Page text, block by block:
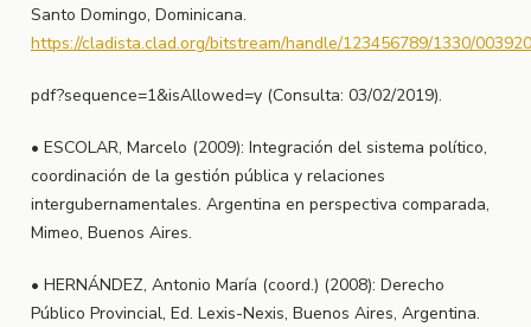
Santo Domingo, Dominicana.
https://cladista.clad.org/bitstream/handle/123456789/1330/
pdf?sequence=1&isAllowed=y (Consulta: 03/02/2019).
• ESCOLAR, Marcelo (2009): Integración del sistema político,
coordinación de la gestión pública y relaciones
intergubernamentales. Argentina en perspectiva comparada,
Mimeo, Buenos Aires.
• HERNÁNDEZ, Antonio María (coord.) (2008): Derecho
Público Provincial, Ed. Lexis-Nexis, Buenos Aires, Argentina.